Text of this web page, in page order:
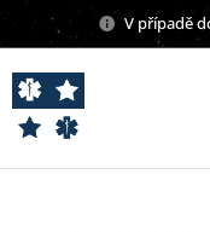
V případě